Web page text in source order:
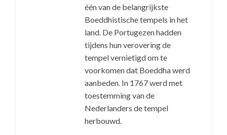
één van de belangrijkste
Boeddhistische tempels in het
land. De Portugezen hadden
tijdens hun verovering de
tempel vernietigd om te
voorkomen dat Boeddha werd
aanbeden. In 1767 werd met
toestemming van de
Nederlanders de tempel
herbouwd.